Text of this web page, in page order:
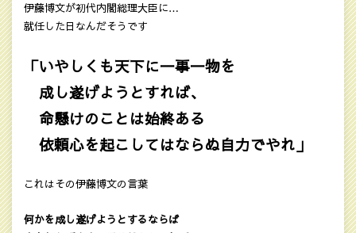
伊藤博文が初代内閣総理大臣に…
就任した日なんだそうです
「いやしくも天下に一事一物を
成し遂げようとすれば、
命懸けのことは始終ある
依頼心を起こしてはならぬ自力でやれ」
これはその伊藤博文の言葉
何かを成し遂げようとするならば